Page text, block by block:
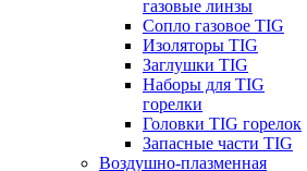
газовые линзы
Сопло газовое TIG
Изоляторы TIG
Заглушки TIG
Наборы для TIG
горелки
Головки TIG горелок
Запасные части TIG
Воздушно-плазменная